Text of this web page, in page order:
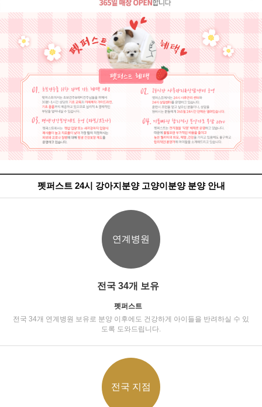
펫퍼스트 24시 강아지분양 고양이분양 분양 안내
연계병원
전국 34개 보유
펫퍼스트
전국 34개 연계병원 보유로 분양 이후에도 건강하게 아이들을 반려하실 수 있
도록 도와드립니다.
전국 지점